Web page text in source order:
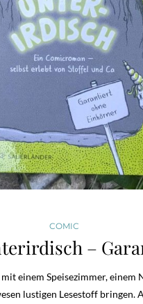
COMIC
–
einem Speisezimmer,
lustigen Lesestoff